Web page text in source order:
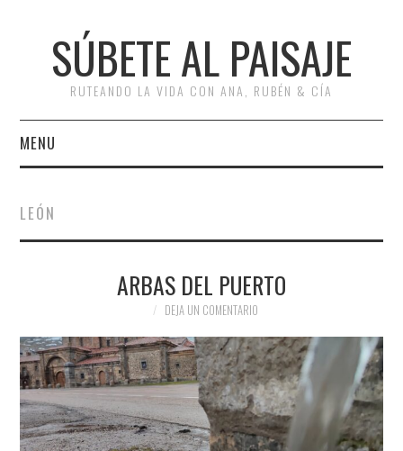
SÚBETE AL PAISAJE
RUTEANDO LA VIDA CON ANA, RUBÉN & CÍA
MENU
RUTAS
#ARVI
AMIGOS
LEÓN
ARBAS DEL PUERTO
DEJA UN COMENTARIO